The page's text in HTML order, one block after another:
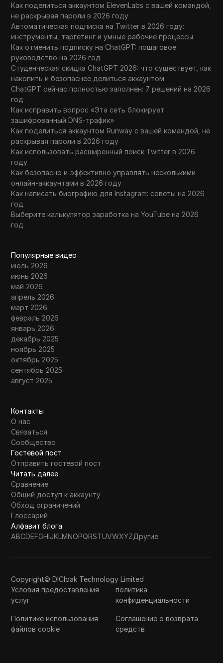
Как поделиться аккаунтом ElevenLabs с вашей командой,
не раскрывая пароли в 2026 году
Автоматическая подписка на Twitter в 2026 году:
инструменты, таргетинг и умные рабочие процессы
Как отменить подписку на ChatGPT: пошаговое
руководство на 2026 год
Студенческая скидка ChatGPT 2026: что существует, как
накопить и безопаснее делиться аккаунтом
ChatGPT сейчас полностью заполнен: 7 решений на 2026
год
Как исправить вопрос «Эта сеть блокирует
зашифрованный DNS-трафик»
Как поделиться аккаунтом Runway с вашей командой, не
раскрывая пароли в 2026 году
Как использовать расширенный поиск Twitter в 2026
году
Как безопасно и эффективно управлять несколькими
онлайн-аккаунтами в 2026 году
Как написать биографию для Instagram: советы на 2026
год
Выберите калькулятор заработка на YouTube на 2026
год
Популярные видео
июль 2026
июнь 2026
май 2026
апрель 2026
март 2026
февраль 2026
январь 2026
декабрь 2025
ноябрь 2025
октябрь 2025
сентябрь 2025
август 2025
Контакты
О нас
Связаться
Сообщество
Гостевой пост
Отправить гостевой пост
Читать далее
Сравнение
Общий доступ к аккаунту
Обход ограничений
Глоссарий
Алфавит блога
ABCDEFGHIJKLMNOPQRSTUVWXYZДругие
Copyright© DICloak Technology Limited
Условия предоставления
услуг
политика
конфиденциальности
Политике использования
файлов cookie
Соглашение о возврата
средств